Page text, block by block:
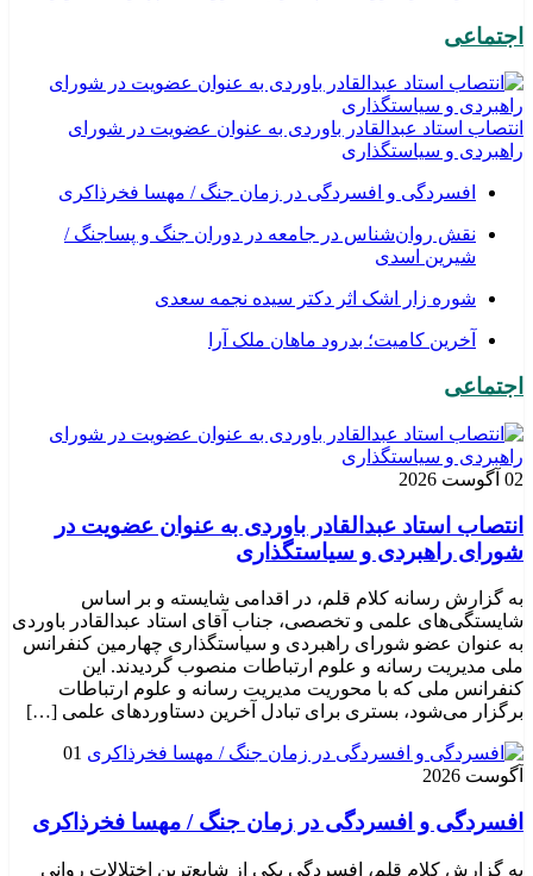
اجتماعی
انتصاب استاد عبدالقادر باوردی به عنوان عضویت در شورای
راهبردی و سیاستگذاری
افسردگی و افسردگی در زمان جنگ / مهسا فخرذاکری
نقش روان‌شناس در جامعه در دوران جنگ و پساجنگ /
شیرین اسدی
شوره زار اشک اثر دکتر سیده نجمه سعدی
​آخرین کامیت؛ بدرود ماهان ملک آرا
اجتماعی
02 آگوست 2026
انتصاب استاد عبدالقادر باوردی به عنوان عضویت در
شورای راهبردی و سیاستگذاری
به گزارش رسانه کلام قلم، در اقدامی شایسته و بر اساس
شایستگی‌های علمی و تخصصی، جناب آقای استاد عبدالقادر باوردی
به عنوان عضو شورای راهبردی و سیاستگذاری چهارمین کنفرانس
ملی مدیریت رسانه و علوم ارتباطات منصوب گردیدند. این
کنفرانس ملی که با محوریت مدیریت رسانه و علوم ارتباطات
برگزار می‌شود، بستری برای تبادل آخرین دستاوردهای علمی […]
01
آگوست 2026
افسردگی و افسردگی در زمان جنگ / مهسا فخرذاکری
به گزارش کلام قلم، افسردگی یکی از شایع‌ترین اختلالات روانی